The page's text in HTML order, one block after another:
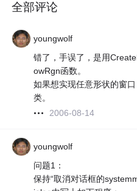
全部评论
youngwolf
错了，手误了，是用
owRgn函数。
如果想实现任意形状的窗
类。
2006-08-14
youngwolf
问题1：
保持“取消对话框的